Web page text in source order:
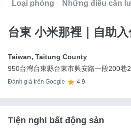
Loại phòng Những điều cần
台東 小米那裡｜自助
Taiwan, Taitung County
950台灣台東縣台東市興安路一段200巷
Đánh giá trên Google 4.9
Tiện nghi bất động sản